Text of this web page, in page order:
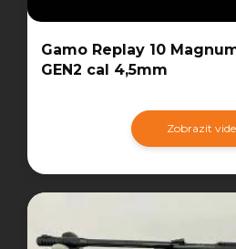
Gamo Replay 10
GEN2 cal 4,5mm
Zobrazit